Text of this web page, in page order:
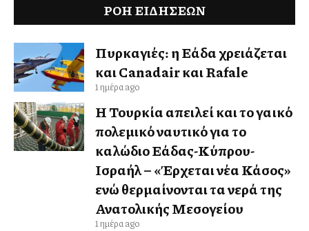
ΡΟΗ ΕΙΔΉΣΕΩΝ
Πυρκαγιές: η Ελλάδα χρειάζεται
και Canadair και Rafale
1 ημέρα ago
Η Τουρκία απειλεί και το γαλλικό
πολεμικό ναυτικό για το
καλώδιο Ελλάδας-Κύπρου-
Ισραήλ – «Έρχεται νέα Κάσος»
ενώ θερμαίνονται τα νερά της
Ανατολικής Μεσογείου
1 ημέρα ago